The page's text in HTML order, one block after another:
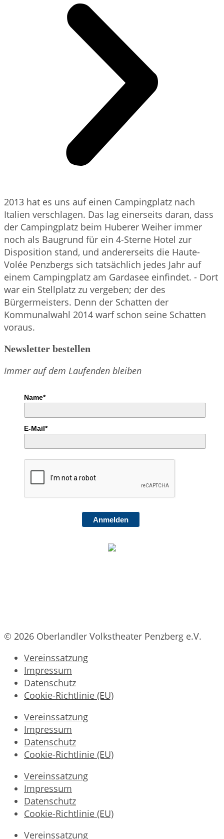
2013 hat es uns auf einen Campingplatz nach
Italien verschlagen. Das lag einerseits daran, dass
der Campingplatz beim Huberer Weiher immer
noch als Baugrund für ein 4-Sterne Hotel zur
Disposition stand, und andererseits die Haute-
Volée Penzbergs sich tatsächlich jedes Jahr auf
einem Campingplatz am Gardasee einfindet. - Dort
war ein Stellplatz zu vergeben; der des
Bürgermeisters. Denn der Schatten der
Kommunalwahl 2014 warf schon seine Schatten
voraus.
Newsletter bestellen
Immer auf dem Laufenden bleiben
Name*
E-Mail*
Anmelden
© 2026 Oberlandler Volkstheater Penzberg e.V.
Vereinssatzung
Impressum
Datenschutz
Cookie-Richtlinie (EU)
Vereinssatzung
Impressum
Datenschutz
Cookie-Richtlinie (EU)
Vereinssatzung
Impressum
Datenschutz
Cookie-Richtlinie (EU)
Vereinssatzung